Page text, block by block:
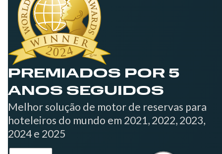
PREMIADOS POR 5
ANOS SEGUIDOS
Melhor solução de motor de reservas para
hoteleiros do mundo em 2021, 2022, 2023,
2024 e 2025